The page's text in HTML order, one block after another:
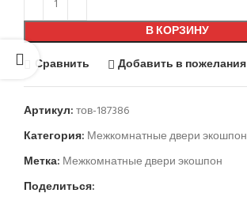
В КОРЗИНУ
Сравнить
Добавить в пожелания
Артикул:тов-187386
Категория: Межкомнатные двери экошпон
Метка: Межкомнатные двери экошпон
Поделиться: